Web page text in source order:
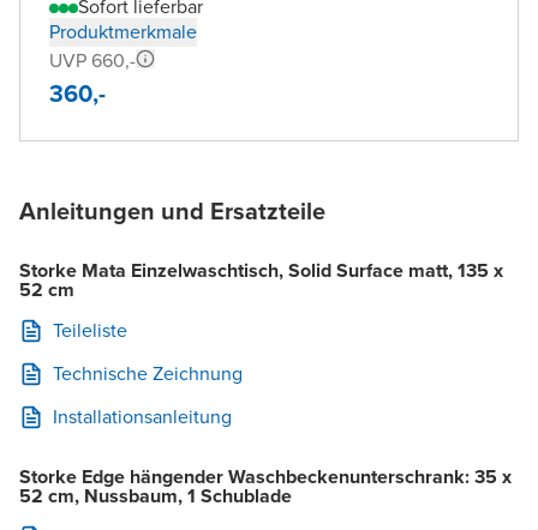
Sofort lieferbar
Produktmerkmale
UVP 660,-
360,-
Anleitungen und Ersatzteile
Storke Mata Einzelwaschtisch, Solid Surface matt, 135 x
52 cm
Teileliste
Technische Zeichnung
Installationsanleitung
Storke Edge hängender Waschbeckenunterschrank: 35 x
52 cm, Nussbaum, 1 Schublade